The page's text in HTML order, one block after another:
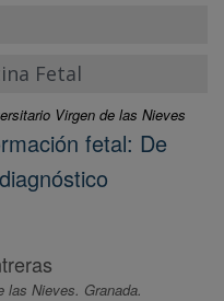
Fetal
Virgen de las Nieves
fetal: De
las Nieves. Granada.